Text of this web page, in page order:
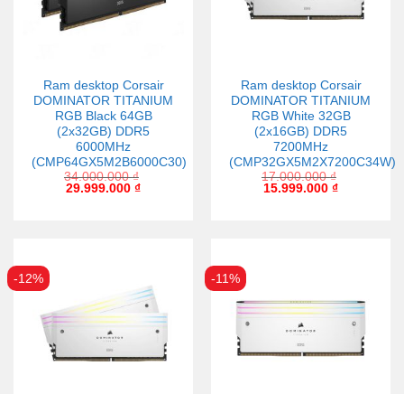
Ram desktop Corsair
DOMINATOR TITANIUM
RGB Black 64GB
(2x32GB) DDR5
6000MHz
(CMP64GX5M2B6000C30)
34.000.000₫
29.999.000 ₫
Ram desktop Corsair
DOMINATOR TITANIUM
RGB White 32GB
(2x16GB) DDR5
7200MHz
(CMP32GX5M2X7200C34W)
17.000.000₫
15.999.000 ₫
-12% -11%